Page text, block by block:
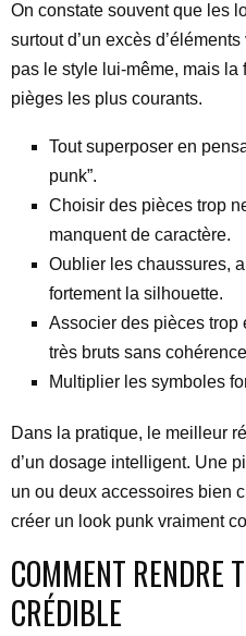
On constate souvent que les
surtout d’un excès
pas le style lui-même, mais la
pièges les plus courants.
Tout superposer en
punk”.
Choisir des pièces trop
manquent de caractère.
Oublier les chaussures,
fortement la silhouette.
Associer des pièces trop
très bruts sans
Multiplier les symboles
Dans la pratique, le meilleur
d’un dosage intelligent. Une
un ou deux accessoires bien
créer un look punk vraiment
COMMENT RENDRE
CRÉDIBLE